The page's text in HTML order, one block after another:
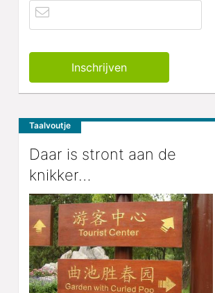
Taalvoutje
Daar is stront aan de
knikker…